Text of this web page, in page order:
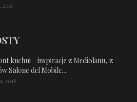
2025
kuchni – inspiracje z Mediolanu, z
Salone del Mobile...
2018